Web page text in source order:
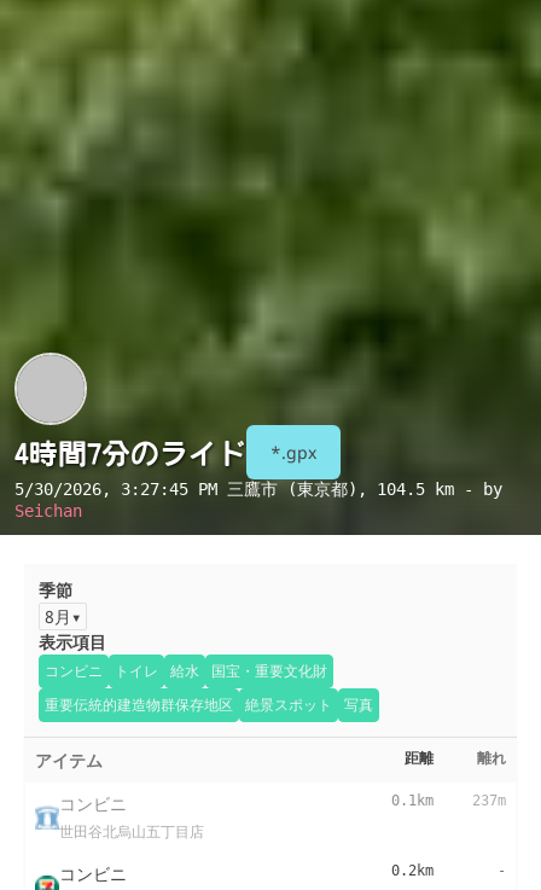
4時間7分のライド *.gpx
5/30/2026, 3:27:45 PM 三鷹市 (東京都) , 104.5 km - by
Seichan
季節
8月
表示項目
コンビニ トイレ 給水
国宝・重要文化財
重要伝統的建造物群保存地区
絶景スポット 写真
アイテム 距離 離れ
コンビニ
世田谷北烏山五丁目店
0.1km 237m
コンビニ 0.2km -